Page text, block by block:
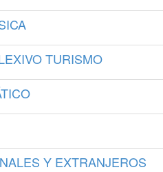
TURISMO
Y EXTRANJEROS